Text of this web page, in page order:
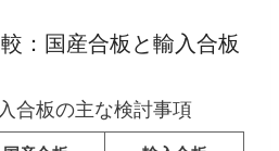
：国産合板と輸入合板
合板の主な検討事項